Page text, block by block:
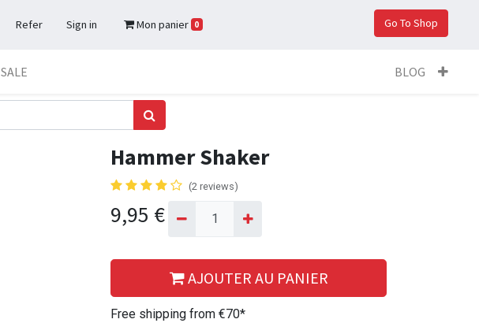
Refer Sign in Mon panier 0 Go To Shop
SALE BLOG
Hammer Shaker
(2 reviews)
9,95 €
AJOUTER AU PANIER
Free shipping from €70*